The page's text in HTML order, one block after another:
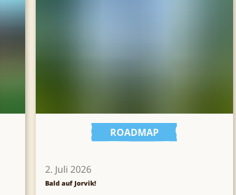
ROADMAP
2. Juli 2026
Bald auf Jorvik!